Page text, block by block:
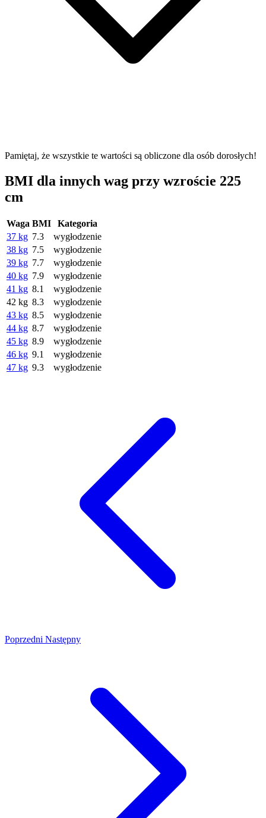
Pamiętaj, że wszystkie te wartości są obliczone dla osób dorosłych!
BMI dla innych wag przy wzroście 225
cm
Waga BMI
Kategoria
37 kg 7.3
wygłodzenie
38 kg 7.5
wygłodzenie
39 kg 7.7
wygłodzenie
40 kg 7.9
wygłodzenie
41 kg 8.1
wygłodzenie
42 kg 8.3
wygłodzenie
43 kg 8.5
wygłodzenie
44 kg 8.7
wygłodzenie
45 kg 8.9
wygłodzenie
46 kg 9.1
wygłodzenie
47 kg 9.3 wygłodzenie
Poprzedni Następny